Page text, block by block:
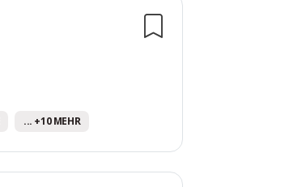
... +10 MEHR